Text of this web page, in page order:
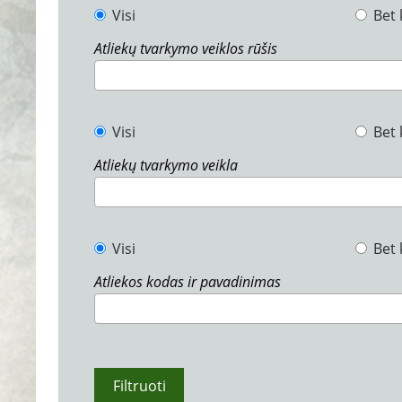
Visi
Bet
Atliekų tvarkymo veiklos rūšis
Visi
Bet
Atliekų tvarkymo veikla
Visi
Bet
Atliekos kodas ir pavadinimas
Filtruoti